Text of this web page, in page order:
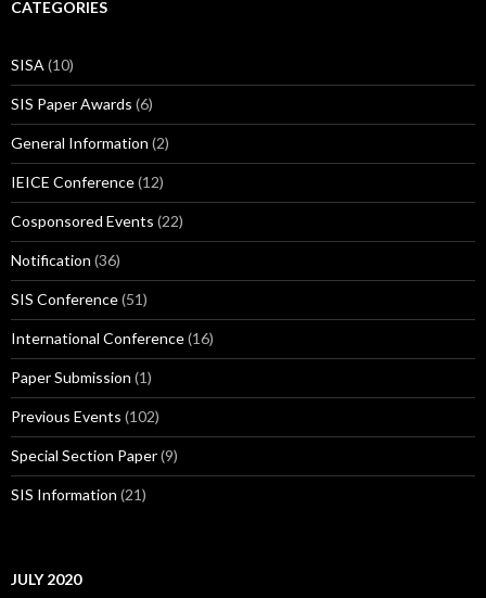
CATEGORIES
SISA (10)
SIS Paper Awards (6)
General Information (2)
IEICE Conference(12)
Cosponsored Events (22)
Notification (36)
SIS Conference(51)
International Conference(16)
Paper Submission (1)
Previous Events (102)
Special Section Paper(9)
SIS Information (21)
JULY 2020